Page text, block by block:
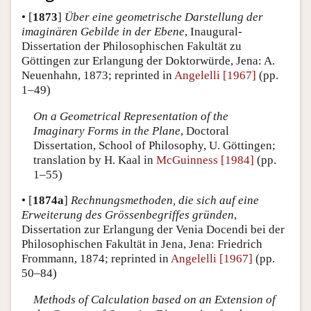
• [1873] Über eine geometrische Darstellung der
imaginären Gebilde in der Ebene, Inaugural-
Dissertation der Philosophischen Fakultät zu
Göttingen zur Erlangung der Doktorwürde, Jena: A.
Neuenhahn, 1873; reprinted in Angelelli [1967] (pp.
1–49)
On a Geometrical Representation of the
Imaginary Forms in the Plane, Doctoral
Dissertation, School of Philosophy, U. Göttingen;
translation by H. Kaal in McGuinness [1984] (pp.
1–55)
• [1874a] Rechnungsmethoden, die sich auf eine
Erweiterung des Grössenbegriffes gründen,
Dissertation zur Erlangung der Venia Docendi bei der
Philosophischen Fakultät in Jena, Jena: Friedrich
Frommann, 1874; reprinted in Angelelli [1967] (pp.
50–84)
Methods of Calculation based on an Extension of